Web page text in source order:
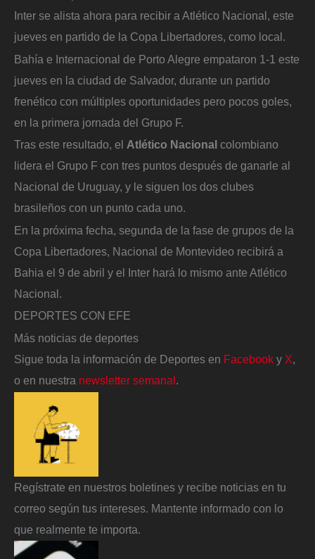
Inter se alista ahora para recibir a Atlético Nacional, este
jueves en partido de la Copa Libertadores, como local.
Bahía e Internacional de Porto Alegre empataron 1-1 este
jueves en la ciudad de Salvador, durante un partido
frenético con múltiples oportunidades pero pocos goles,
en la primera jornada del Grupo F.
Tras este resultado, el Atlético Nacional colombiano
lidera el Grupo F con tres puntos después de ganarle al
Nacional de Uruguay, y le siguen los dos clubes
brasileños con un punto cada uno.
En la próxima fecha, segunda de la fase de grupos de la
Copa Libertadores, Nacional de Montevideo recibirá a
Bahia el 9 de abril y el Inter hará lo mismo ante Atlético
Nacional.
DEPORTES CON EFE
Más noticias de deportes
Sigue toda la información de Deportes en Facebook y X,
o en nuestra newsletter semanal.
Regístrate en nuestros boletines y recibe noticias en tu
correo según tus intereses. Mantente informado con lo
que realmente te importa.